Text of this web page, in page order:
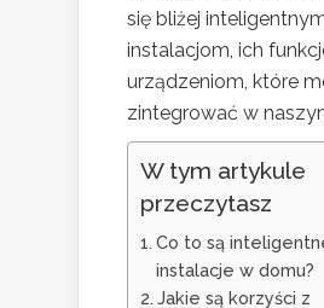
się bliżej
instalacjom, ich
urządzeniom, które
zintegrować w
W tym artykule
przeczytasz
Co to są
instalacje w domu?
Jakie są korzyści z